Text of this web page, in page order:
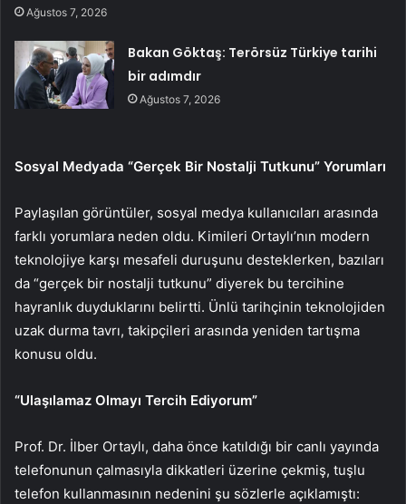
Ağustos 7, 2026
Bakan Göktaş: Terörsüz Türkiye tarihi
bir adımdır
Ağustos 7, 2026
Sosyal Medyada “Gerçek Bir Nostalji Tutkunu” Yorumları
Paylaşılan görüntüler, sosyal medya kullanıcıları arasında
farklı yorumlara neden oldu. Kimileri Ortaylı’nın modern
teknolojiye karşı mesafeli duruşunu desteklerken, bazıları
da “gerçek bir nostalji tutkunu” diyerek bu tercihine
hayranlık duyduklarını belirtti. Ünlü tarihçinin teknolojiden
uzak durma tavrı, takipçileri arasında yeniden tartışma
konusu oldu.
“Ulaşılamaz Olmayı Tercih Ediyorum”
Prof. Dr. İlber Ortaylı, daha önce katıldığı bir canlı yayında
telefonunun çalmasıyla dikkatleri üzerine çekmiş, tuşlu
telefon kullanmasının nedenini şu sözlerle açıklamıştı: